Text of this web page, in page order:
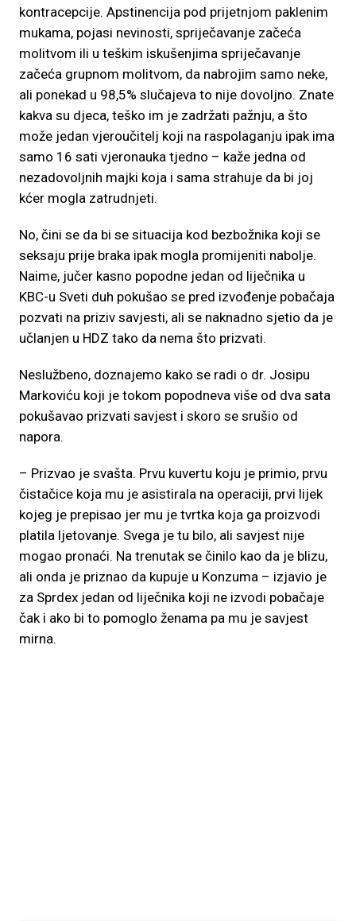
kontracepcije. Apstinencija pod prijetnjom paklenim
mukama, pojasi nevinosti, spriječavanje začeća
molitvom ili u teškim iskušenjima spriječavanje
začeća grupnom molitvom, da nabrojim samo neke,
ali ponekad u 98,5% slučajeva to nije dovoljno. Znate
kakva su djeca, teško im je zadržati pažnju, a što
može jedan vjeroučitelj koji na raspolaganju ipak ima
samo 16 sati vjeronauka tjedno – kaže jedna od
nezadovoljnih majki koja i sama strahuje da bi joj
kćer mogla zatrudnjeti.
No, čini se da bi se situacija kod bezbožnika koji se
seksaju prije braka ipak mogla promijeniti nabolje.
Naime, jučer kasno popodne jedan od liječnika u
KBC-u Sveti duh pokušao se pred izvođenje pobačaja
pozvati na priziv savjesti, ali se naknadno sjetio da je
učlanjen u HDZ tako da nema što prizvati.
Neslužbeno, doznajemo kako se radi o dr. Josipu
Markoviću koji je tokom popodneva više od dva sata
pokušavao prizvati savjest i skoro se srušio od
napora.
– Prizvao je svašta. Prvu kuvertu koju je primio, prvu
čistačice koja mu je asistirala na operaciji, prvi lijek
kojeg je prepisao jer mu je tvrtka koja ga proizvodi
platila ljetovanje. Svega je tu bilo, ali savjest nije
mogao pronaći. Na trenutak se činilo kao da je blizu,
ali onda je priznao da kupuje u Konzuma – izjavio je
za Sprdex jedan od liječnika koji ne izvodi pobačaje
čak i ako bi to pomoglo ženama pa mu je savjest
mirna.